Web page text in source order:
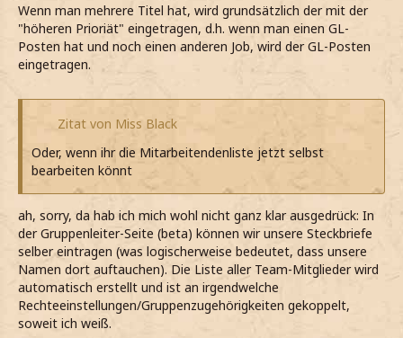
Wenn man mehrere Titel hat, wird grundsätzlich der mit der
"höheren Prioriät" eingetragen, d.h. wenn man einen GL-
Posten hat und noch einen anderen Job, wird der GL-Posten
eingetragen.
Zitat von Miss Black
Oder, wenn ihr die Mitarbeitendenliste jetzt selbst
bearbeiten könnt
ah, sorry, da hab ich mich wohl nicht ganz klar ausgedrück: In
der Gruppenleiter-Seite (beta) können wir unsere Steckbriefe
selber eintragen (was logischerweise bedeutet, dass unsere
Namen dort auftauchen). Die Liste aller Team-Mitglieder wird
automatisch erstellt und ist an irgendwelche
Rechteeinstellungen/Gruppenzugehörigkeiten gekoppelt,
soweit ich weiß.